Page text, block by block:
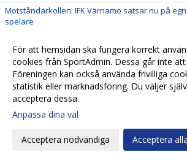
Motståndarkollen: IFK Värnamo satsar nu på
spelare
Eskilscoachen: ”Detta är årets match för HIF"
”Jasse” extremt taggad inför HIF-matchen
DM: Helsingborgs IF - Eskilsminne IF
Eskils vann tuff match mot Lödöse Nygård
Eskilscoachen: ”Vi fokuserar på vårt spel"
Eskilsminne IF - Lödöse Nygård IK
För att hemsidan ska fungera korrekt
cookies från SportAdmin. Dessa går inte
Föreningen kan också använda frivilliga
statistik eller marknadsföring. Du väljer
acceptera dessa.
Anpassa dina val
Acceptera nödvändiga Acceptera alla